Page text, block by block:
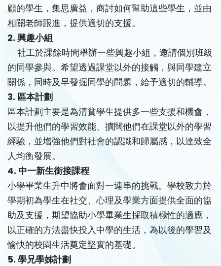
顧的學生，集思廣益，商討如何幫助這些學生，並由
相關老師跟進，提供適切的支援。
2. 興趣小組
社工於課餘時間舉辦一些興趣小組，邀請個別班級
的同學參與。希望透過課堂以外的接觸，與同學建立
關係，同時及早發掘同學的問題，給予適切的輔導。
3. 區本計劃
區本計劃主要是為清貧學生提供多一些支援和機會，
以提升他們的學習效能、擴闊他們在課堂以外的學習
經驗，並增強他們對社會的認識和歸屬感，以達致全
人均衡發展。
4. 中一新生銜接課程
小學畢業生升中將會面對一連串的挑戰。學校致力於
學期初為學生在社交、心理及學業方面提供全面的協
助及支援，期望協助小學畢業生採取積極性的適應，
以正確的方法盡快投入中學的生活，為以後的學習及
愉快的校園生活奠定堅實的基礎。
5. 學兄學姊計劃